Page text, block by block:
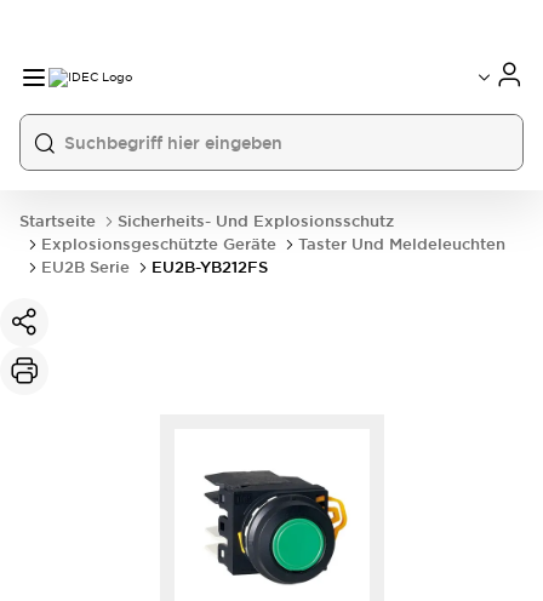
Startseite
Sicherheits- Und Explosionsschutz
Explosionsgeschützte Geräte
Taster Und Meldeleuchten
EU2B Serie
EU2B-YB212FS